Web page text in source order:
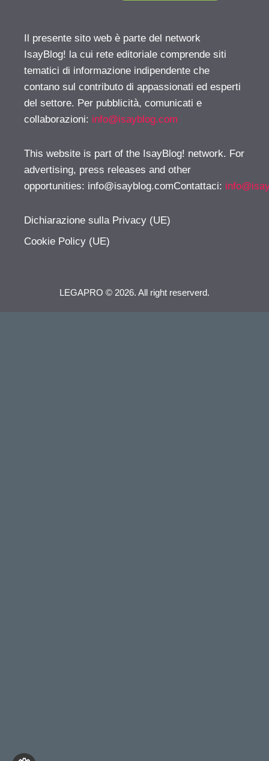
Il presente sito web è parte del network
IsayBlog! la cui rete editoriale comprende siti
tematici di informazione indipendente che
contano sul contributo di appassionati ed esperti
del settore. Per pubblicità, comunicati e
collaborazioni: info@isayblog.com
This website is part of the IsayBlog! network. For
advertising, press releases and other
opportunities: info@isayblog.comContattaci:
Dichiarazione sulla Privacy (UE)
Cookie Policy (UE)
LEGAPRO © 2026. All right reserverd.